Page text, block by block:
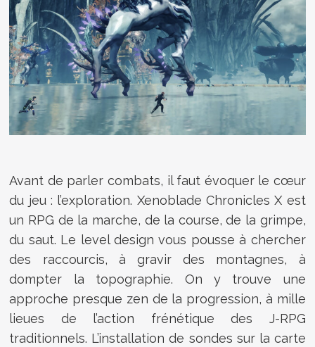
Avant de parler combats, il faut évoquer le cœur
du jeu : l’exploration. Xenoblade Chronicles X est
un RPG de la marche, de la course, de la grimpe,
du saut. Le level design vous pousse à chercher
des raccourcis, à gravir des montagnes, à
dompter la topographie. On y trouve une
approche presque zen de la progression, à mille
lieues de l’action frénétique des J-RPG
traditionnels. L’installation de sondes sur la carte